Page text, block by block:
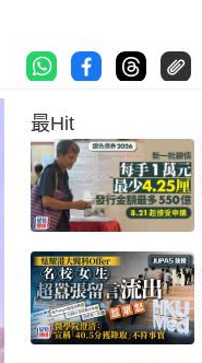
最Hit